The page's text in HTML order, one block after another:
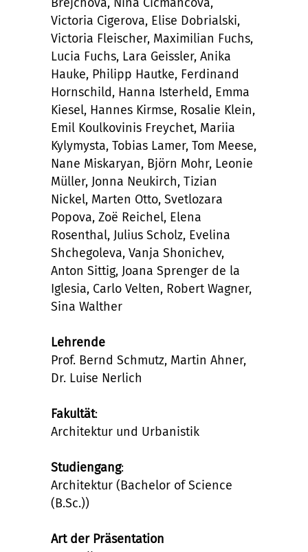
Victoria Cigerova, Elise Dobrialski,
Victoria Fleischer, Maximilian Fuchs,
Lucia Fuchs, Lara Geissler, Anika
Hauke, Philipp Hautke, Ferdinand
Hornschild, Hanna Isterheld, Emma
Kiesel, Hannes Kirmse, Rosalie Klein,
Emil Koulkovinis Freychet, Mariia
Kylymysta, Tobias Lamer, Tom Meese,
Nane Miskaryan, Björn Mohr, Leonie
Müller, Jonna Neukirch, Tizian
Nickel, Marten Otto, Svetlozara
Popova, Zoë Reichel, Elena
Rosenthal, Julius Scholz, Evelina
Shchegoleva, Vanja Shonichev,
Anton Sittig, Joana Sprenger de la
Iglesia, Carlo Velten, Robert Wagner,
Sina Walther
Lehrende
Prof. Bernd Schmutz, Martin Ahner,
Dr. Luise Nerlich
Fakultät:
Architektur und Urbanistik
Studiengang:
Architektur (Bachelor of Science
(B.Sc.))
Art der Präsentation